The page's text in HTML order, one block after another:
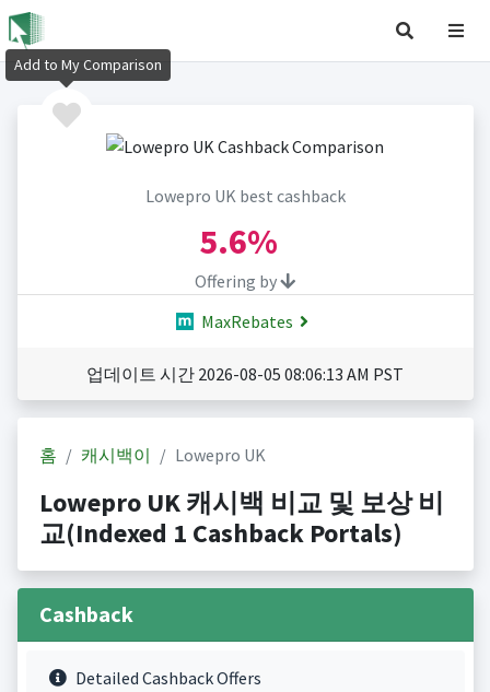
Lowepro UK best cashback
5.6%
Offering by
MaxRebates
업데이트 시간 2026-08-05 08:06:13 AM PST
홈 캐시백이 Lowepro UK
Lowepro UK 캐시백 비교 및 보상 비
교(Indexed 1 Cashback Portals)
Cashback
Detailed Cashback Offers
Add to My Comparison